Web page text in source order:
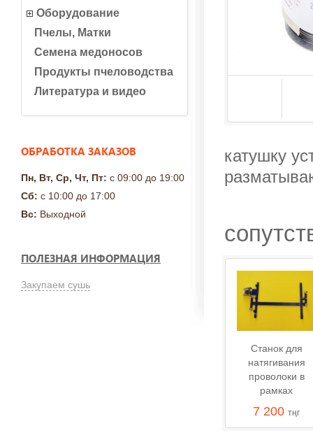
Оборудование
Пчелы, Матки
Семена медоносов
Продукты пчеловодства
Литература и видео
ОБРАБОТКА ЗАКАЗОВ
Пн, Вт, Ср, Чт, Пт: с 09:00 до 19:00
Сб: с 10:00 до 17:00
Вс: Выходной
ПОЛЕЗНАЯ ИНФОРМАЦИЯ
Закупаем сушь
катушку
Станок для
натягивания
проволоки в
рамках
7 200тңг